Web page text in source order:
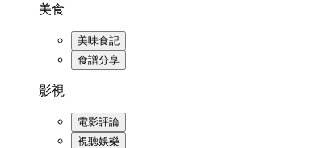
美食
美味食記
食譜分享
影視
電影評論
視聽娛樂